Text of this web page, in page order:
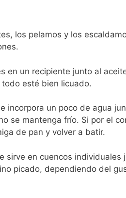
los pelamos y los
en un recipiente junto al
esté bien licuado.
incorpora un poco de agua
se mantenga frío. Si por el
de pan y volver a batir.
sirve en cuencos individuales
picado, dependiendo del